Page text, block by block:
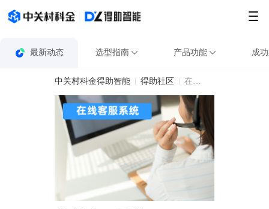
最新动态 选型指南 产品功能 成
中关村科金得助智能 得助社区 在线客服系统